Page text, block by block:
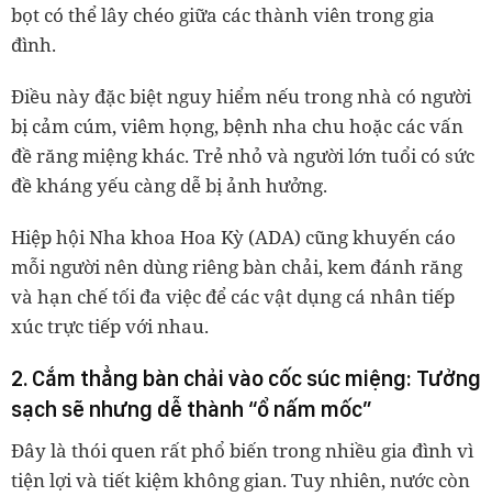
bọt có thể lây chéo giữa các thành viên trong gia
đình.
Điều này đặc biệt nguy hiểm nếu trong nhà có người
bị cảm cúm, viêm họng, bệnh nha chu hoặc các vấn
đề răng miệng khác. Trẻ nhỏ và người lớn tuổi có sức
đề kháng yếu càng dễ bị ảnh hưởng.
Hiệp hội Nha khoa Hoa Kỳ (ADA) cũng khuyến cáo
mỗi người nên dùng riêng bàn chải, kem đánh răng
và hạn chế tối đa việc để các vật dụng cá nhân tiếp
xúc trực tiếp với nhau.
2. Cắm thẳng bàn chải vào cốc súc miệng: Tưởng
sạch sẽ nhưng dễ thành “ổ nấm mốc”
Đây là thói quen rất phổ biến trong nhiều gia đình vì
tiện lợi và tiết kiệm không gian. Tuy nhiên, nước còn